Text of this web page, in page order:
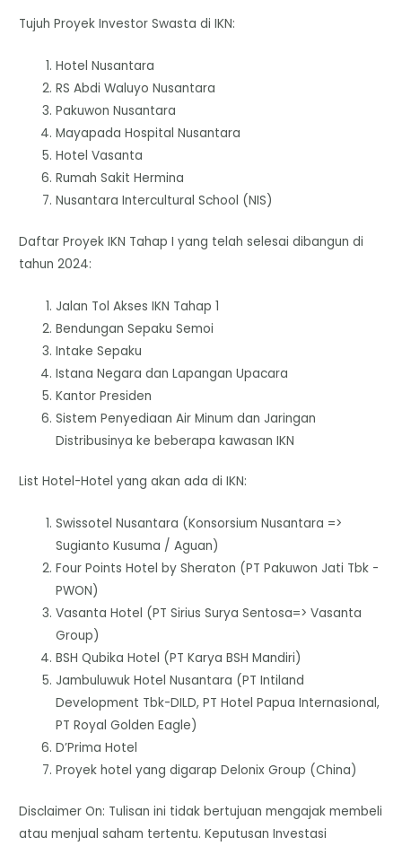
Tujuh Proyek Investor Swasta di IKN:
Hotel Nusantara
RS Abdi Waluyo Nusantara
Pakuwon Nusantara
Mayapada Hospital Nusantara
Hotel Vasanta
Rumah Sakit Hermina
Nusantara Intercultural School (NIS)
Daftar Proyek IKN Tahap I yang telah selesai dibangun di
tahun 2024:
Jalan Tol Akses IKN Tahap 1
Bendungan Sepaku Semoi
Intake Sepaku
Istana Negara dan Lapangan Upacara
Kantor Presiden
Sistem Penyediaan Air Minum dan Jaringan
Distribusinya ke beberapa kawasan IKN
List Hotel-Hotel yang akan ada di IKN:
Swissotel Nusantara (Konsorsium Nusantara =>
Sugianto Kusuma / Aguan)
Four Points Hotel by Sheraton (PT Pakuwon Jati Tbk -
PWON)
Vasanta Hotel (PT Sirius Surya Sentosa=> Vasanta
Group)
BSH Qubika Hotel (PT Karya BSH Mandiri)
Jambuluwuk Hotel Nusantara (PT Intiland
Development Tbk-DILD, PT Hotel Papua Internasional,
PT Royal Golden Eagle)
D’Prima Hotel
Proyek hotel yang digarap Delonix Group (China)
Disclaimer On: Tulisan ini tidak bertujuan mengajak membeli
atau menjual saham tertentu. Keputusan Investasi